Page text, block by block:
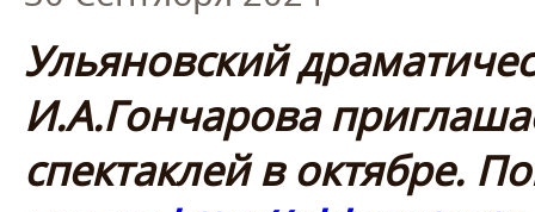
Ульяновский
И.А.Гончарова
спектаклей в октябре.